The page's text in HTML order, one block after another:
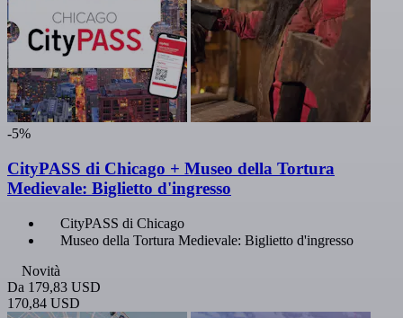
-5%
CityPASS di Chicago + Museo della Tortura
Medievale: Biglietto d'ingresso
CityPASS di Chicago
Museo della Tortura Medievale: Biglietto d'ingresso
Novità
Da 179,83 USD
170,84 USD